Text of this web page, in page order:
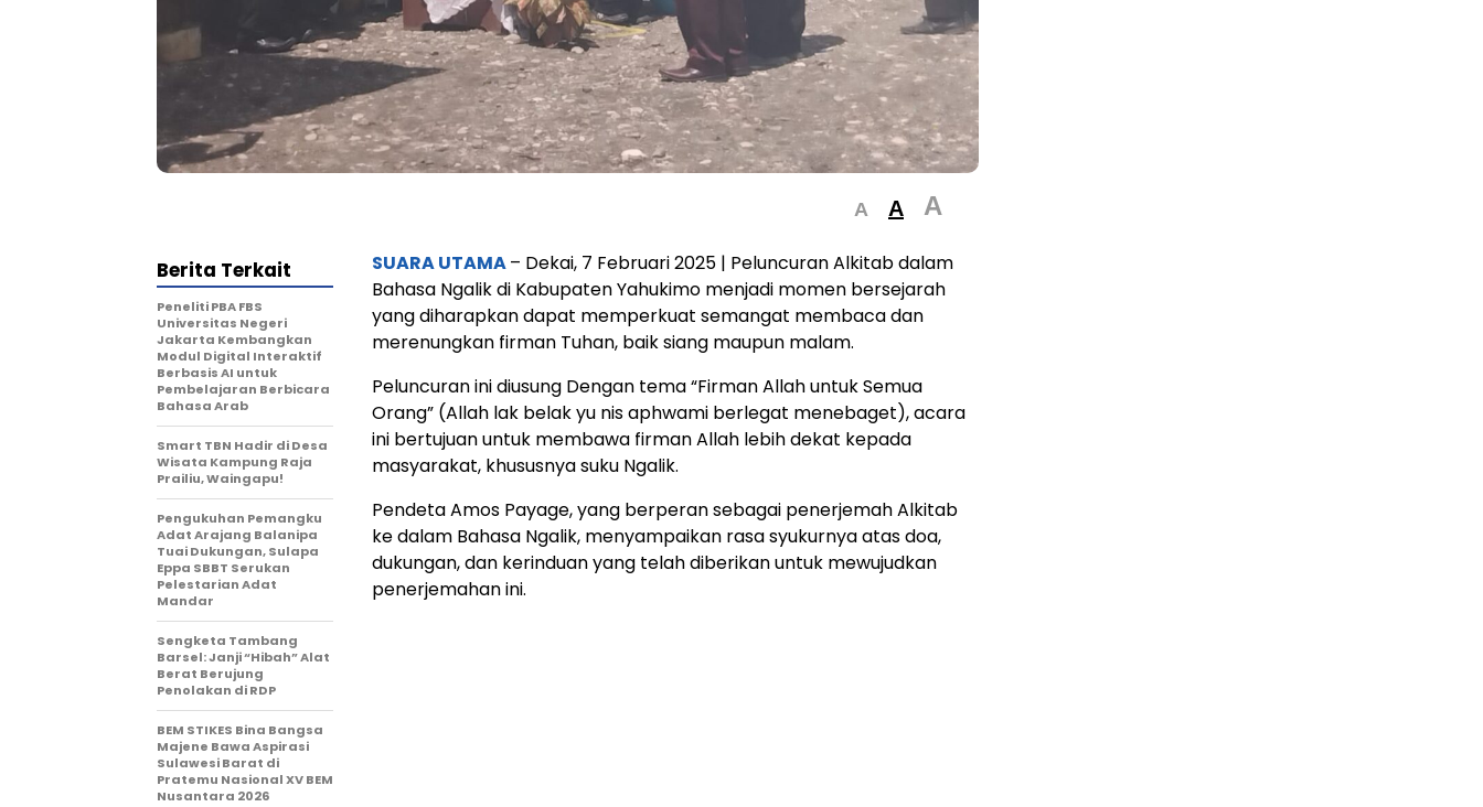
A A A
SUARA UTAMA– Dekai, 7 Februari 2025 | Peluncuran Alkitab dalam
Bahasa Ngalik di Kabupaten Yahukimo menjadi momen bersejarah
yang diharapkan dapat memperkuat semangat membaca dan
merenungkan firman Tuhan, baik siang maupun malam.
Peluncuran ini diusung Dengan tema “Firman Allah untuk Semua
Orang” (Allah lak belak yu nis aphwami berlegat menebaget), acara
ini bertujuan untuk membawa firman Allah lebih dekat kepada
masyarakat, khususnya suku Ngalik.
Pendeta Amos Payage, yang berperan sebagai penerjemah Alkitab
ke dalam Bahasa Ngalik, menyampaikan rasa syukurnya atas doa,
dukungan, dan kerinduan yang telah diberikan untuk mewujudkan
penerjemahan ini.
Berita Terkait
Peneliti PBA FBS
Universitas Negeri
Jakarta Kembangkan
Modul Digital Interaktif
Berbasis AI untuk
Pembelajaran Berbicara
Bahasa Arab
Smart TBN Hadir di Desa
Wisata Kampung Raja
Prailiu, Waingapu!
Pengukuhan Pemangku
Adat Arajang Balanipa
Tuai Dukungan, Sulapa
Eppa SBBT Serukan
Pelestarian Adat
Mandar
Sengketa Tambang
Barsel: Janji “Hibah” Alat
Berat Berujung
Penolakan di RDP
BEM STIKES Bina Bangsa
Majene Bawa Aspirasi
Sulawesi Barat di
Pratemu Nasional XV BEM
Nusantara 2026